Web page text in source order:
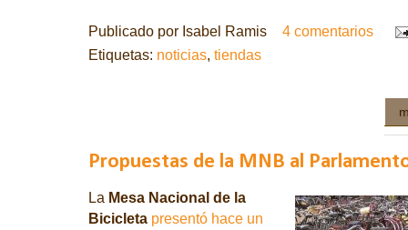
Publicado por Isabel Ramis
4 comentarios
Etiquetas: noticias, tiendas
Propuestas de la MNB al
La Mesa Nacional de la
Bicicleta presentó hace un